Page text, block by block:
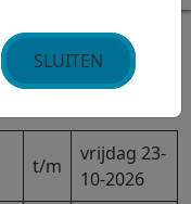
t/m
vrijdag 23-
10-2026
SLUITEN